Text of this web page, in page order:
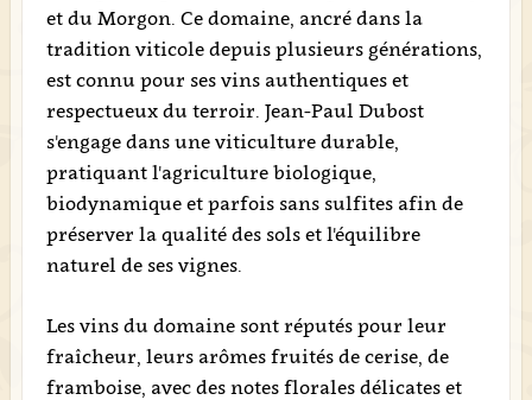
et du Morgon. Ce domaine, ancré dans la
tradition viticole depuis plusieurs générations,
est connu pour ses vins authentiques et
respectueux du terroir. Jean-Paul Dubost
s'engage dans une viticulture durable,
pratiquant l'agriculture biologique,
biodynamique et parfois sans sulfites afin de
préserver la qualité des sols et l'équilibre
naturel de ses vignes.
Les vins du domaine sont réputés pour leur
fraîcheur, leurs arômes fruités de cerise, de
framboise, avec des notes florales délicates et